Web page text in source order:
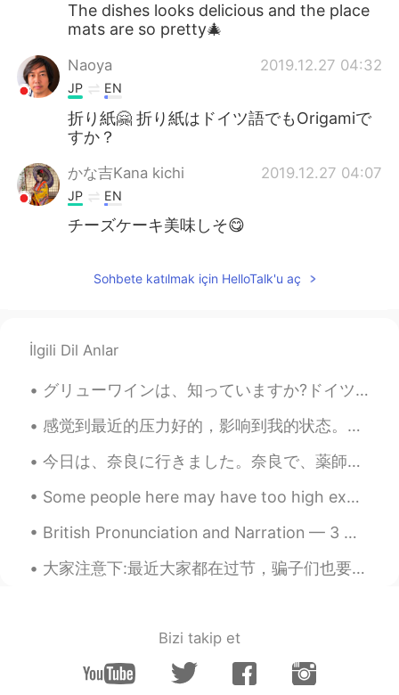
The dishes looks delicious and the place
mats are so pretty🎄
Naoya 2019.12.27 04:32
JP EN
折り紙🤗 折り紙はドイツ語でもOrigamiで
すか？
かな吉Kana kichi 2019.12.27 04:07
JP EN
チーズケーキ美味しそ😋
Sohbete katılmak için HelloTalk'u aç
İlgili Dil Anlar
グリューワインは、知っていますか?ドイツは冬にクリスマスマーケットの飲み物です。温めて、スパイスを加えて飲みます。とても美味しいです。ドイツのスーパーで非常に安いです。１本は１００円です。日本で...
感觉到最近的压力好的，影响到我的状态。我在考虑辞职换一份新的工作，经济情况不稳定，需要做解决很多不同的事情。我大部分的时候都愁眉苦脸，但我有时候能够假装一切都挺好。 那么我为啥在这里分享而不是自...
今日は、奈良に行きました。奈良で、薬師寺を観光しました。薬師寺は、仏教の法相宗のお寺です。法相宗の漢文の経典は、僕の研究の目的です。お寺で、玄奘の像を見ました。玄奘は、中国仏教の偉い翻訳者でした...
Some people here may have too high expectations of me 🙉 I may be able to speak several language...
British Pronunciation and Narration — 3 🇬🇧 The Tale Of Peter Rabbit by Beatrix Potter (Lancashi...
大家注意下:最近大家都在过节，骗子们也要过节，所以过来组团骗人。除了之前的死老婆、帮你理财、注册网站、机场需要钱打出租外，他们开始装好人，使用新骗术。他们开始装教语言的，帮你改句子，来吸引你聊天...
Bizi takip et